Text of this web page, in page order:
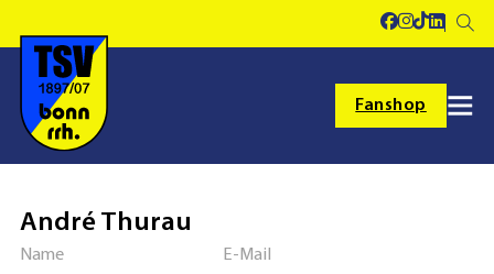
Fanshop
André Thurau
Name E-Mail